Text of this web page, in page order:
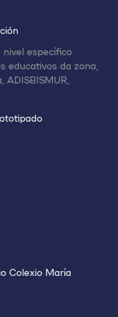
nivel específico
educativos da zona,
Colexio María